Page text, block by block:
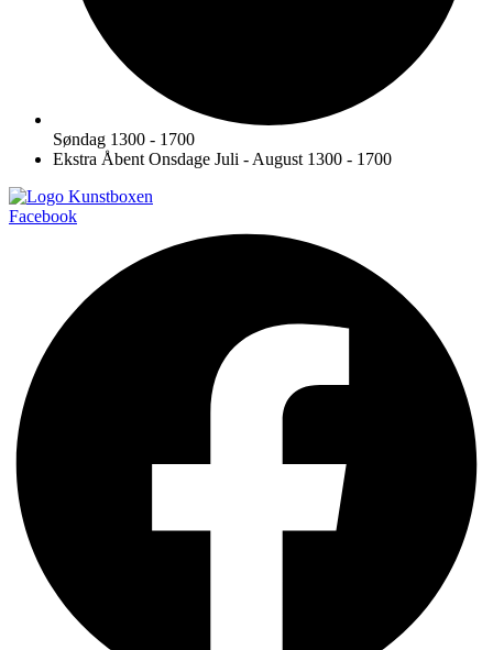
Søndag 1300 - 1700
Ekstra Åbent Onsdage Juli - August 1300 - 1700
Facebook